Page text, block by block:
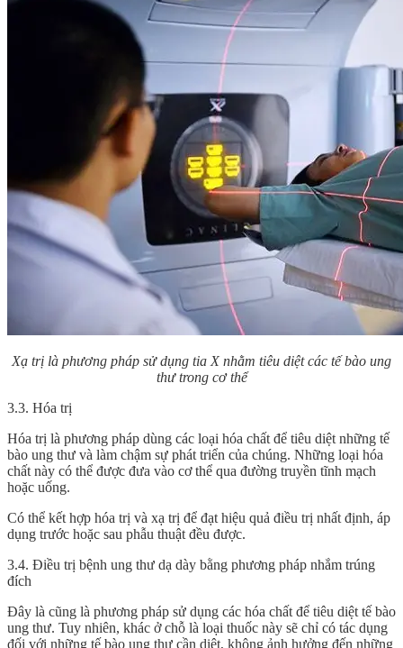
Xạ trị là phương pháp sử dụng tia X nhằm tiêu diệt các tế bào ung
thư trong cơ thể
3.3. Hóa trị
Hóa trị là phương pháp dùng các loại hóa chất để tiêu diệt những tế
bào ung thư và làm chậm sự phát triển của chúng. Những loại hóa
chất này có thể được đưa vào cơ thể qua đường truyền tĩnh mạch
hoặc uống.
Có thể kết hợp hóa trị và xạ trị để đạt hiệu quả điều trị nhất định, áp
dụng trước hoặc sau phẫu thuật đều được.
3.4. Điều trị bệnh ung thư dạ dày bằng phương pháp nhắm trúng
đích
Đây là cũng là phương pháp sử dụng các hóa chất để tiêu diệt tế bào
ung thư. Tuy nhiên, khác ở chỗ là loại thuốc này sẽ chỉ có tác dụng
đối với những tế bào ung thư cần diệt, không ảnh hưởng đến những